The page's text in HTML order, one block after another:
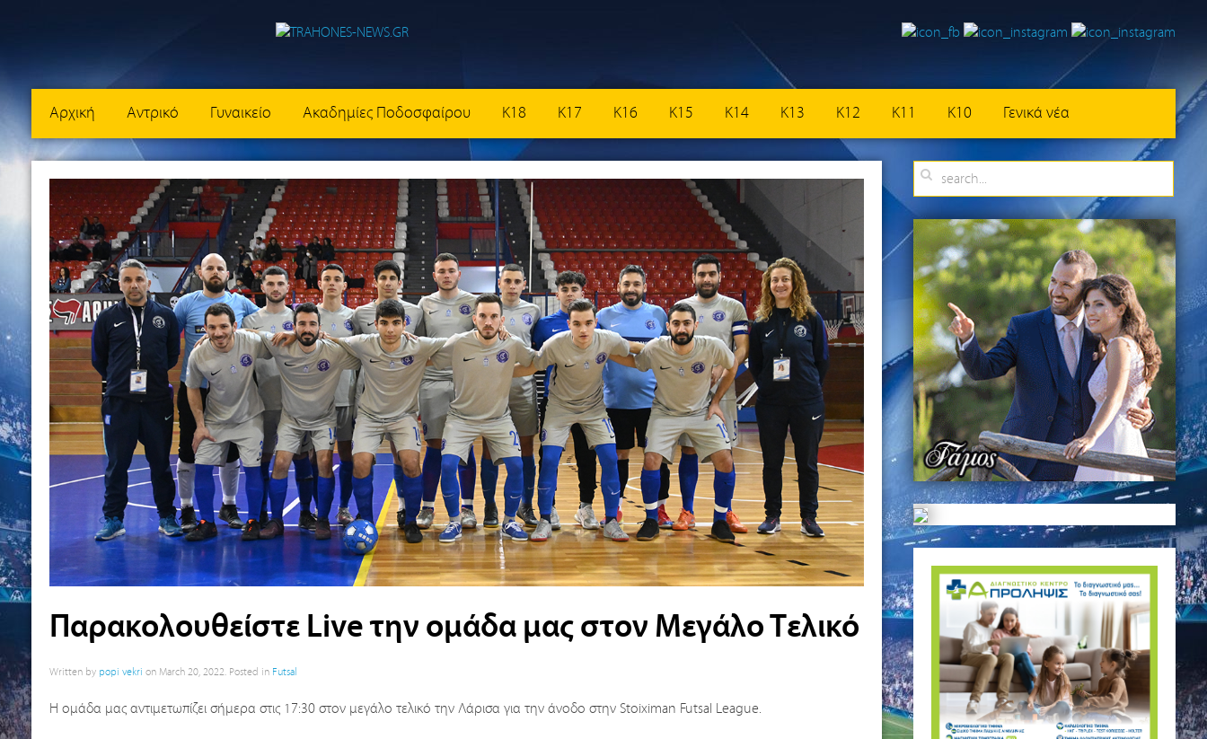
Αρχική Αντρικό Γυναικείο Ακαδημίες Ποδοσφαίρου K18 K17 K16 K15 K14 K13 K12 K11 K10 Γενικά νέα
Παρακολουθείστε Live την ομάδα μας στον Μεγάλο Τελικό
Written by popi vekri on March 20, 2022. Posted in Futsal
Η ομάδα μας αντιμετωπίζει σήμερα στις 17:30 στον μεγάλο τελικό την Λάρισα για την άνοδο στην Stoiximan Futsal League.